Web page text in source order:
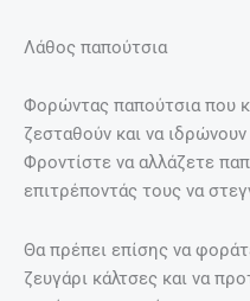
Λάθος παπούτσια
Φορώντας παπούτσια που
ζεσταθούν και να ιδρώνουν
Φροντίστε να αλλάζετε
επιτρέποντάς τους να
Θα πρέπει επίσης να
ζευγάρι κάλτσες και να